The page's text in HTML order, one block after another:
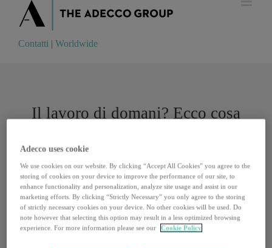
Contatti Worldwide
Contatti | Worldwide
Il lavoro di domani? Ecco cosa
Adecco uses cookie
We use cookies on our website. By clicking “Accept All Cookies” you agree to the
storing of cookies on your device to improve the performance of our site, to
enhance functionality and personalization, analyze site usage and assist in our
marketing efforts. By clicking “Strictly Necessary” you only agree to the storing
of strictly necessary cookies on your device. No other cookies will be used. Do
note however that selecting this option may result in a less optimized browsing
experience. For more information please see our
Cookie Policy